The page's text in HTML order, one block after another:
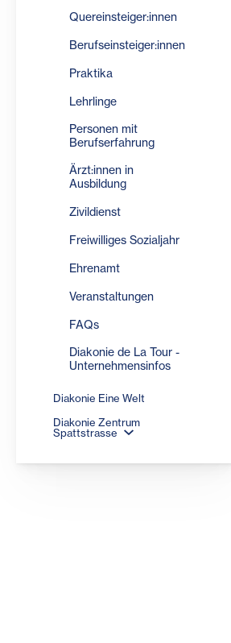
Quereinsteiger:innen
Berufseinsteiger:innen
Praktika
Lehrlinge
Personen mit
Berufserfahrung
Ärzt:innen in
Ausbildung
Zivildienst
Freiwilliges Sozialjahr
Ehrenamt
Veranstaltungen
FAQs
Diakonie de La Tour -
Unternehmensinfos
Diakonie Eine Welt
Diakonie Zentrum
Spattstrasse